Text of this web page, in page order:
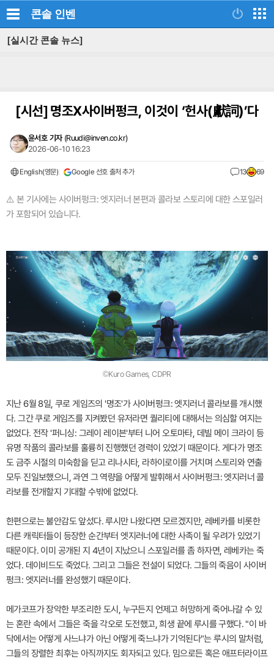
콘솔 인벤
[실시간 콘솔 뉴스]
[시선]명조X사이버펑크, 이것이 ‘헌사(獻詞)’다
윤서호 기자 (Ruudi@inven.co.kr)
2026-06-10 16:23
English(영문) Google 선호 출처 추가 13 69
⚠️ 본 기사에는 사이버펑크: 엣지러너 본편과 콜라보 스토리에 대한 스포일러
가 포함되어 있습니다.
©Kuro Games, CDPR
지난 6월 8일, 쿠로 게임즈의 '명조'가 사이버펑크: 엣지러너 콜라보를 개시했
다. 그간 쿠로 게임즈를 지켜봤던 유저라면 퀄리티에 대해서는 의심할 여지는
없었다. 전작 '퍼니싱: 그레이 레이븐'부터 니어 오토마타, 데빌 메이 크라이 등
유명 작품의 콜라보를 훌륭히 진행했던 경력이 있었기 때문이다. 게다가 명조
도 금주 시절의 미숙함을 딛고 리나시타, 라하이로이를 거치며 스토리와 연출
모두 진일보했으니, 과연 그 역량을 어떻게 발휘해서 사이버펑크: 엣지러너 콜
라보를 전개할지 기대할 수밖에 없었다.
한편으로는 불안감도 앞섰다. 루시만 나왔다면 모르겠지만, 레베카를 비롯한
다른 캐릭터들이 등장한 순간부터 엣지러너에 대한 사족이 될 우려가 있었기
때문이다. 이미 공개된 지 4년이 지났으니 스포일러를 좀 하자면, 레베카는 죽
었다. 데이비드도 죽었다. 그리고 그들은 전설이 되었다. 그들의 죽음이 사이버
펑크: 엣지러너를 완성했기 때문이다.
메가코프가 장악한 부조리한 도시, 누구든지 언제고 허망하게 죽어나갈 수 있
는 혼란 속에서 그들은 죽을 각오로 도전했고, 희생 끝에 루시를 구했다. "이 바
닥에서는 어떻게 사느냐가 아닌 어떻게 죽느냐가 기억된다"는 루시의 말처럼,
그들의 장렬한 최후는 아직까지도 회자되고 있다. 밈으로든 혹은 애프터라이프